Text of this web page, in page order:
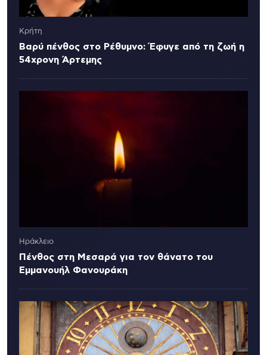
Κρήτη
Βαρύ πένθος στο Ρέθυμνο: Έφυγε από τη ζωή η
54χρονη Άρτεμης
Ηράκλειο
Πένθος στη Μεσαρά για τον θάνατο του
Εμμανουήλ Φανουράκη